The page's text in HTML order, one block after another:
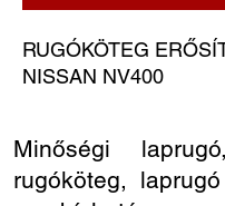
RUGÓKÖTEG
NISSAN NV400
Minőségi
rugóköteg,